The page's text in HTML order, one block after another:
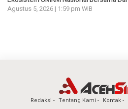
Agustus 5, 2026 | 1:59 pm WIB
Redaksi Tentang Kami Kontak